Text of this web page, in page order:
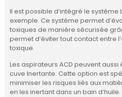
Il est possible d’intégré le système
exemple. Ce système permet
toxiques de manière sécurisée
permet d’éviter tout contact entre
toxique.
Les aspirateurs ACD peuvent
cuve Inertante. Cette option est
minimiser les risques liés aux
en les inertant dans un bain d’huile.